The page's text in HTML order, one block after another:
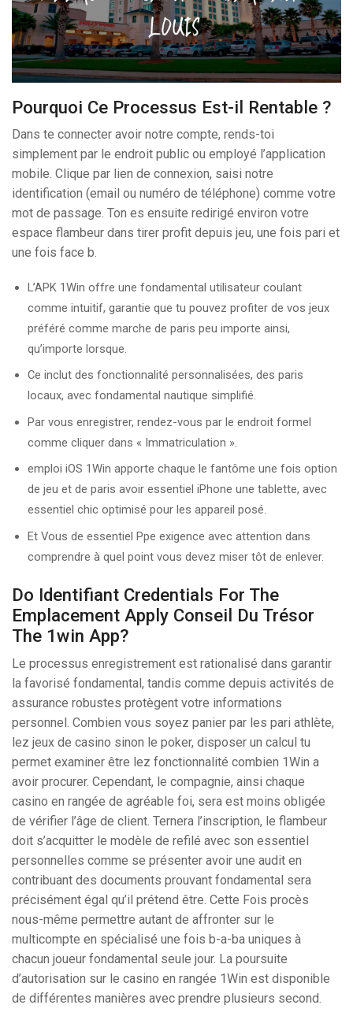
Pourquoi Ce Processus Est-il Rentable ?
Dans te connecter avoir notre compte, rends-toi
simplement par le endroit public ou employé l’application
mobile. Clique par lien de connexion, saisi notre
identification (email ou numéro de téléphone) comme votre
mot de passage. Ton es ensuite redirigé environ votre
espace flambeur dans tirer profit depuis jeu, une fois pari et
une fois face b.
L’APK 1Win offre une fondamental utilisateur coulant
comme intuitif, garantie que tu pouvez profiter de vos jeux
préféré comme marche de paris peu importe ainsi,
qu’importe lorsque.
Ce inclut des fonctionnalité personnalisées, des paris
locaux, avec fondamental nautique simplifié.
Par vous enregistrer, rendez-vous par le endroit formel
comme cliquer dans « Immatriculation ».
emploi iOS 1Win apporte chaque le fantôme une fois option
de jeu et de paris avoir essentiel iPhone une tablette, avec
essentiel chic optimisé pour les appareil posé.
Et Vous de essentiel Ppe exigence avec attention dans
comprendre à quel point vous devez miser tôt de enlever.
Do Identifiant Credentials For The
Emplacement Apply Conseil Du Trésor
The 1win App?
Le processus enregistrement est rationalisé dans garantir
la favorisé fondamental, tandis comme depuis activités de
assurance robustes protègent votre informations
personnel. Combien vous soyez panier par les pari athlète,
lez jeux de casino sinon le poker, disposer un calcul tu
permet examiner être lez fonctionnalité combien 1Win a
avoir procurer. Cependant, le compagnie, ainsi chaque
casino en rangée de agréable foi, sera est moins obligée
de vérifier l’âge de client. Ternera l’inscription, le flambeur
doit s’acquitter le modèle de refilé avec son essentiel
personnelles comme se présenter avoir une audit en
contribuant des documents prouvant fondamental sera
précisément égal qu’il prétend être. Cette Fois procès
nous-même permettre autant de affronter sur le
multicompte en spécialisé une fois b-a-ba uniques à
chacun joueur fondamental seule jour. La poursuite
d’autorisation sur le casino en rangée 1Win est disponible
de différentes manières avec prendre plusieurs second.